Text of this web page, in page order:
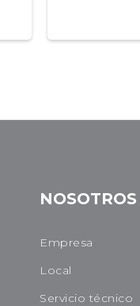
NOSOTROS
Empresa
Local
Servicio técnico